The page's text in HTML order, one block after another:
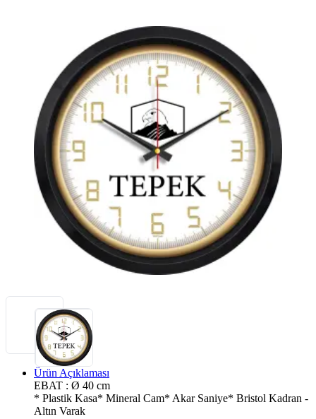
Ürün Açıklaması
EBAT : Ø 40 cm
* Plastik Kasa* Mineral Cam* Akar Saniye* Bristol Kadran -
Altın Varak